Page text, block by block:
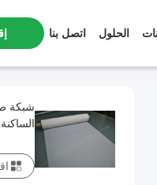
الحلول اتصل بنا
شبكة
الساكنة PFM 30-150 ميكرون